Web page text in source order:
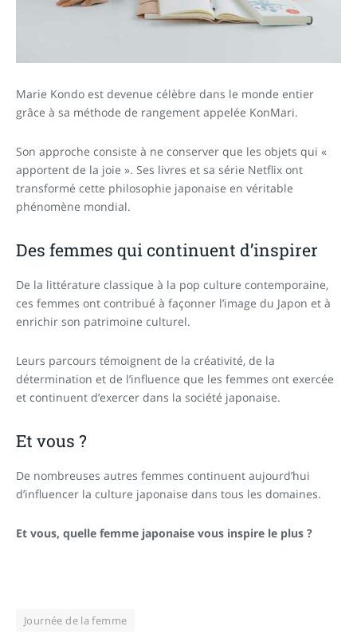
Marie Kondo est devenue célèbre dans le monde entier
grâce à sa méthode de rangement appelée KonMari.
Son approche consiste à ne conserver que les objets qui «
apportent de la joie ». Ses livres et sa série Netflix ont
transformé cette philosophie japonaise en véritable
phénomène mondial.
Des femmes qui continuent d’inspirer
De la littérature classique à la pop culture contemporaine,
ces femmes ont contribué à façonner l’image du Japon et à
enrichir son patrimoine culturel.
Leurs parcours témoignent de la créativité, de la
détermination et de l’influence que les femmes ont exercée
et continuent d’exercer dans la société japonaise.
Et vous ?
De nombreuses autres femmes continuent aujourd’hui
d’influencer la culture japonaise dans tous les domaines.
Et vous, quelle femme japonaise vous inspire le plus ?
Journée de la femme